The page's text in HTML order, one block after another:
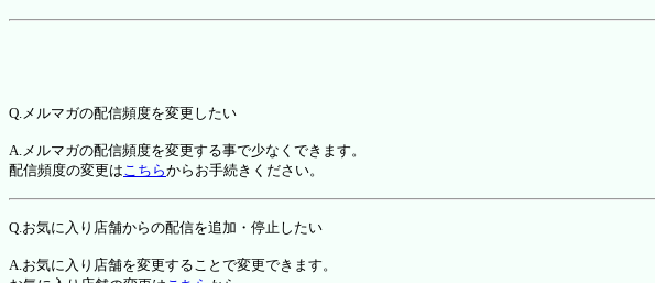
Q.メルマガの配信頻度を変更したい
A.メルマガの配信頻度を変更する事で少なくできます。
配信頻度の変更はこちらからお手続きください。
Q.お気に入り店舗からの配信を追加・停止したい
A.お気に入り店舗を変更することで変更できます。